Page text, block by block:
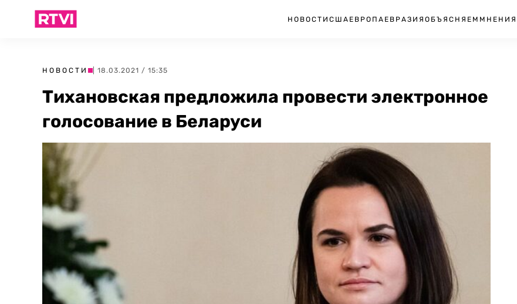
НОВОСТИ США ЕВРОПА ЕВРАЗИЯ ОБЪЯСНЯЕМ МНЕНИЯ
НОВОСТИ | 18.03.2021 / 15:35
Тихановская предложила провести электронное
голосование в Беларуси